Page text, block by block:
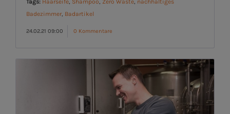
Tags: Haarseife, Shampoo, Zero Waste, nachhaltiges
Badezimmer, Badartikel
24.02.21 09:00 0 Kommentare